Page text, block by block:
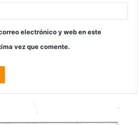
electrónico y web en este
vez que comente.